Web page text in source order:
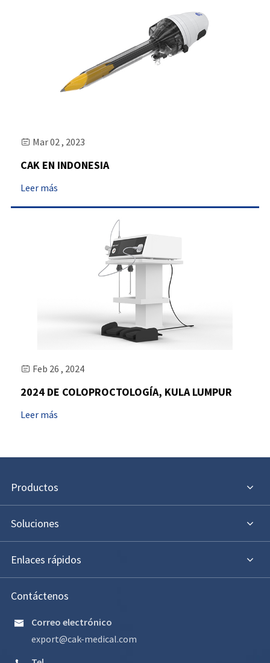
 Mar 02 , 2023
CAK EN INDONESIA
Leer más
 Feb 26 , 2024
2024 DE COLOPROCTOLOGÍA, KULA LUMPUR
Leer más
Productos
Soluciones
Enlaces rápidos
Contáctenos

Correo electrónico
export@cak-medical.com